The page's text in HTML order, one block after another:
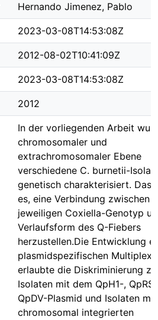
Hernando Jimenez, Pablo
2023-03-08T14:53:08Z
2012-08-02T10:41:09Z
2023-03-08T14:53:08Z
2012
In der vorliegenden Arbeit
chromosomaler und
extrachromosomaler Ebene
verschiedene C. burnetii-
genetisch charakterisiert. Das
es, eine Verbindung zwischen
jeweiligen Coxiella-Genotyp
Verlaufsform des Q-Fiebers
herzustellen.Die Entwicklung
plasmidspezifischen Multiplex-
erlaubte die Diskriminierung
Isolaten mit dem QpH1-,
QpDV-Plasmid und Isolaten mit
chromosomal integrierten